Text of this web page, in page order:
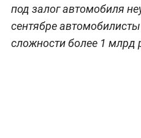
под залог автомобиля
сентябре
сложности более 1 млрд